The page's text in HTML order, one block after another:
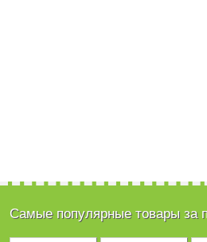
Самые популярные товары за